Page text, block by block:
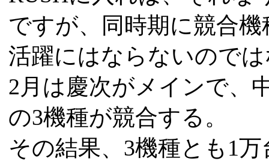
ですが、同時期に競合
活躍にはならないので
2月は慶次がメインで、
の3機種が競合する。
その結果、3機種とも1